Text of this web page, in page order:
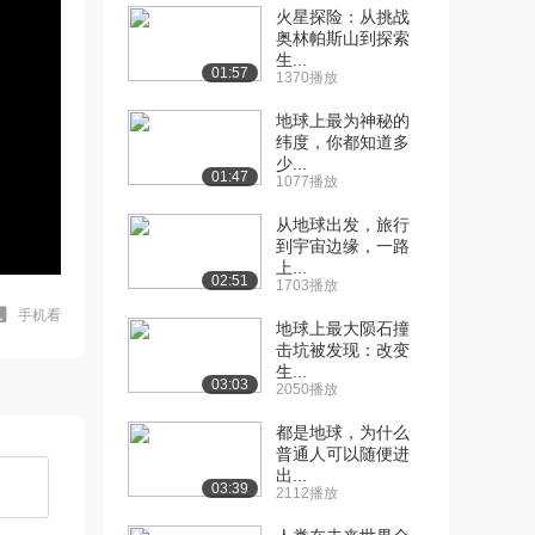
手机看
01:57
火星探险：从挑战
奥林帕斯山到探索
生...
1370播放
01:47
地球上最为神秘的
纬度，你都知道多
少...
1077播放
02:51
从地球出发，旅行
到宇宙边缘，一路
上...
1703播放
03:03
地球上最大陨石撞
击坑被发现：改变
生...
2050播放
03:39
都是地球，为什么
普通人可以随便进
出...
2112播放